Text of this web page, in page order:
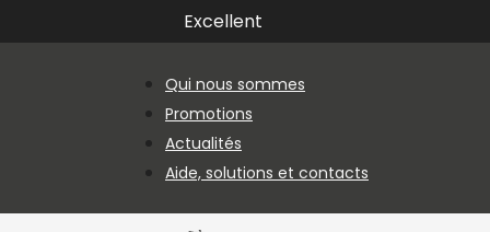
Passer au contenu principal
Passer au pied de page
Excellent
Qui nous sommes
Promotions
Actualités
Aide, solutions et contacts